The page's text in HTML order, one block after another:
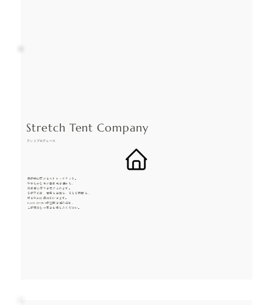
Stretch Tent Company
​テントプロデュース
森の中に広がるストレッチテント。
やわらかな布が昼は光を透かし、
夜は音と灯りを受けとめます。
その下では、音楽も会話も、そして時間も、
ゆるやかに流れていきます。
EACH STORYの空間を包み込む、
この特別な一幕をお楽しみください。